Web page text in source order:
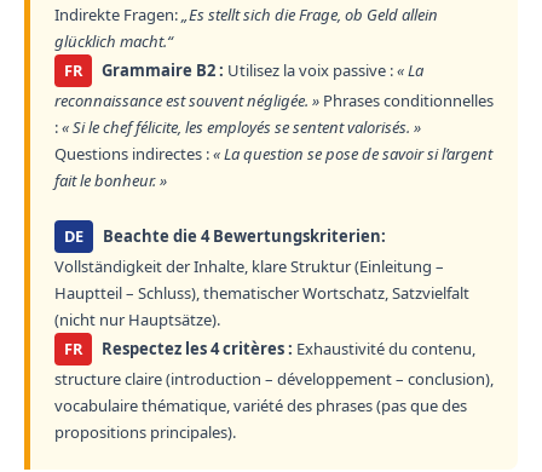
Indirekte Fragen:„Es stellt sich die Frage, ob Geld allein
glücklich macht.“
FR
Grammaire B2 : Utilisez la voix passive :« La
reconnaissance est souvent négligée. » Phrases conditionnelles
:« Si le chef félicite, les employés se sentent valorisés. »
Questions indirectes :« La question se pose de savoir si l’argent
fait le bonheur. »
DE
Beachte die 4 Bewertungskriterien:
Vollständigkeit der Inhalte, klare Struktur (Einleitung –
Hauptteil – Schluss), thematischer Wortschatz, Satzvielfalt
(nicht nur Hauptsätze).
FR
Respectez les 4 critères : Exhaustivité du contenu,
structure claire (introduction – développement – conclusion),
vocabulaire thématique, variété des phrases (pas que des
propositions principales).